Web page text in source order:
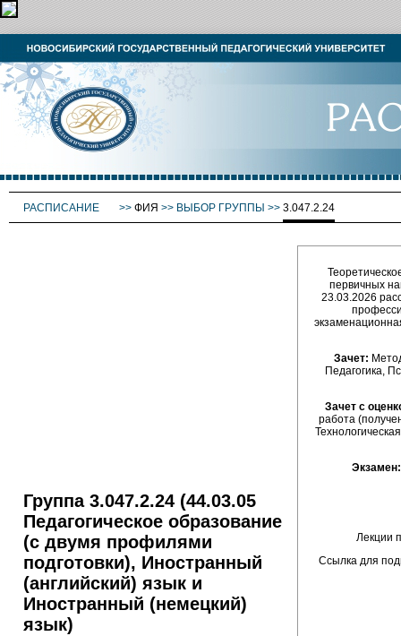
РАСПИСАНИЕ >> ФИЯ >> ВЫБОР ГРУППЫ >> 3.047.2.24
Группа 3.047.2.24 (44.03.05
Педагогическое образование
(с двумя профилями
подготовки), Иностранный
(английский) язык и
Иностранный (немецкий)
язык)
первичных
23.03.2026
Зачет:
Педагогика,
Зачет с
работа
Лекции
Ссылка для